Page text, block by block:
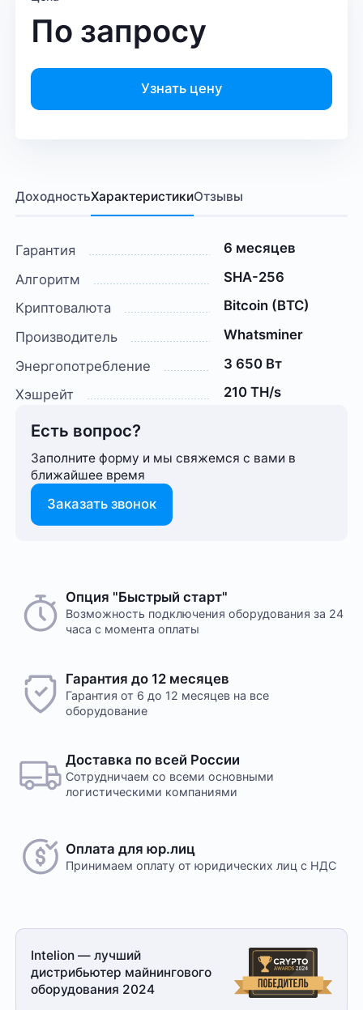
По запросу
Узнать цену
ДоходностьХарактеристикиОтзывы
Гарантия
6 месяцев
Алгоритм
SHA-256
Криптовалюта
Bitcoin (BTC)
Производитель
Whatsminer
Энергопотребление
3 650 Вт
Хэшрейт
210 TH/s
Есть вопрос?
Заполните форму и мы свяжемся с вами в
ближайшее время
Заказать звонок
Опция "Быстрый старт"
Возможность подключения оборудования за 24
часа с момента оплаты
Гарантия до 12 месяцев
Гарантия от 6 до 12 месяцев на все
оборудование
Доставка по всей России
Сотрудничаем со всеми основными
логистическими компаниями
Оплата для юр.лиц
Принимаем оплату от юридических лиц с НДС
Intelion — лучший
дистрибьютер майнингового
оборудования 2024